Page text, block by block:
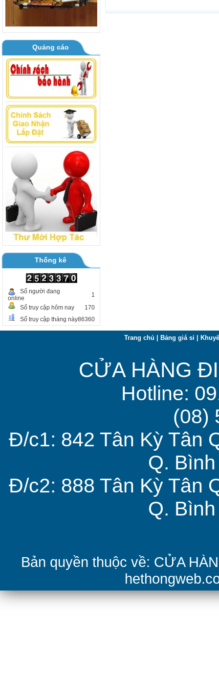
B1000 - B1100GV
Quảng cáo
Thống kê
Số người đang
online
1
Số truy cập hôm nay
170
Số truy cập tháng này86360
Trang chủ Bảng giá sỉ
CỬA HÀNG
Hotline:
(08)
Đ/c1: 842 Tân Kỳ Tân
Q.
Đ/c2: 888 Tân Kỳ Tân
Q.
Bản quyền thuộc về: CỬA